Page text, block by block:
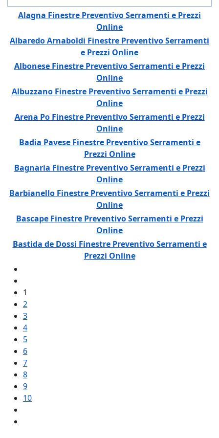
Articoli
Titolo
Alagna Finestre Preventivo Serramenti e Prezzi
Online
Albaredo Arnaboldi Finestre Preventivo Serramenti
e Prezzi Online
Albonese Finestre Preventivo Serramenti e Prezzi
Online
Albuzzano Finestre Preventivo Serramenti e Prezzi
Online
Arena Po Finestre Preventivo Serramenti e Prezzi
Online
Badia Pavese Finestre Preventivo Serramenti e
Prezzi Online
Bagnaria Finestre Preventivo Serramenti e Prezzi
Online
Barbianello Finestre Preventivo Serramenti e Prezzi
Online
Bascape Finestre Preventivo Serramenti e Prezzi
Online
Bastida de Dossi Finestre Preventivo Serramenti e
Prezzi Online
1
2
3
4
5
6
7
8
9
10